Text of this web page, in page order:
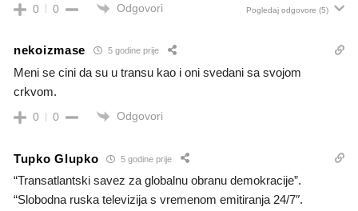
0 0 Odgovori Pogledaj odgovore (5)
nekoizmase 5 godine prije
Meni se cini da su u transu kao i oni svedani sa svojom
crkvom.
0 0 Odgovori
Tupko Glupko 5 godine prije
“Transatlantski savez za globalnu obranu demokracije”.
“Slobodna ruska televizija s vremenom emitiranja 24/7″.